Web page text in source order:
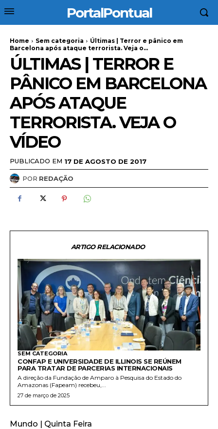
PortalPontual
Home Sem categoria
Últimas | Terror e pânico em
Barcelona após ataque terrorista. Veja o...
ÚLTIMAS | TERROR E
PÂNICO EM BARCELONA
APÓS ATAQUE
TERRORISTA. VEJA O
VÍDEO
PUBLICADO EM 17 DE AGOSTO DE 2017
POR REDAÇÃO
ARTIGO RELACIONADO
SEM CATEGORIA
CONFAP E UNIVERSIDADE DE ILLINOIS SE REÚNEM
PARA TRATAR DE PARCERIAS INTERNACIONAIS
A direção da Fundação de Amparo à Pesquisa do Estado do
Amazonas (Fapeam) recebeu,...
27 de março de 2025
Mundo | Quinta Feira